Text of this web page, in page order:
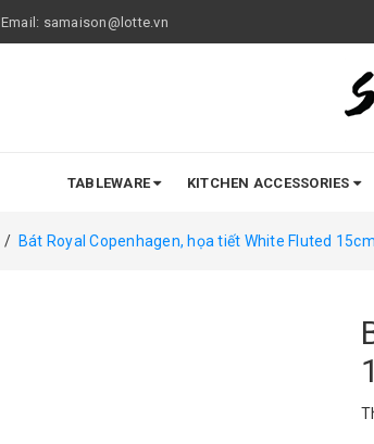
Email: samaison@lotte.vn
TABLEWARE KITCHEN ACCESSORIES
/ Bát Royal Copenhagen, họa tiết White Fluted 15cm